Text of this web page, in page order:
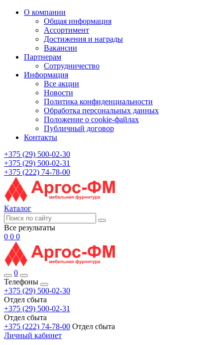
О компании
Общая информация
Ассортимент
Достижения и награды
Вакансии
Партнерам
Сотрудничество
Информация
Все акции
Новости
Политика конфиденциальности
Обработка персональных данных
Положение о cookie-файлах
Публичный договор
Контакты
+375 (29) 500-02-30
+375 (29) 500-02-31
+375 (222) 74-78-00
Каталог
Все результаты
0 0 0
0
Телефоны
+375 (29) 500-02-30
Отдел сбыта
+375 (29) 500-02-31
Отдел сбыта
+375 (222) 74-78-00 Отдел сбыта
Личный кабинет